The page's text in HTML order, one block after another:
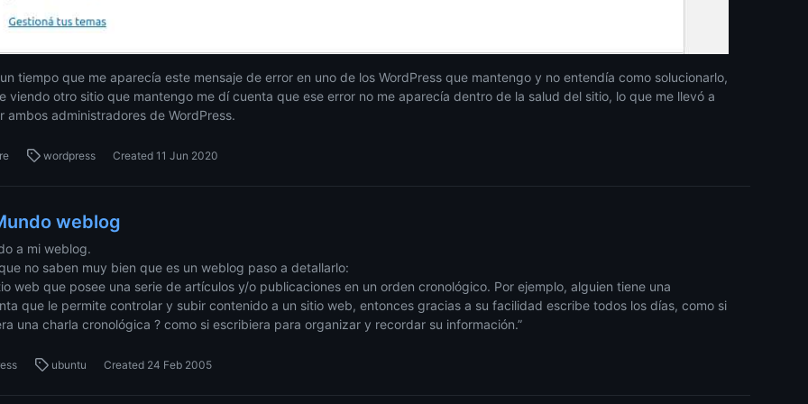
tiempo que me aparecía este mensaje de error en uno de los WordPress que mantengo y no entendía como solucionarlo,
viendo otro sitio que mantengo me dí cuenta que ese error no me aparecía dentro de la salud del sitio, lo que me llevó a
ambos administradores de WordPress.
wordpress Created 11 Jun 2020
weblog
a mi weblog.
no saben muy bien que es un weblog paso a detallarlo:
web que posee una serie de artículos y/o publicaciones en un orden cronológico. Por ejemplo, alguien tiene una
que le permite controlar y subir contenido a un sitio web, entonces gracias a su facilidad escribe todos los días, como si
una charla cronológica ? como si escribiera para organizar y recordar su información.”
ubuntu Created 24 Feb 2005